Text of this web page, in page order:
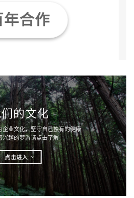
年合作
的文化
企业文化，坚守自己独有的健康
兴趣的梦游请点击了解
点击进入